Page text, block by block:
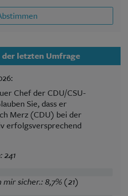
letzten Umfrage
Chef der CDU/CSU-
Sie, dass er
Merz (CDU) bei der
erfolgsversprechend
241
mir sicher.: 8,7% (21)